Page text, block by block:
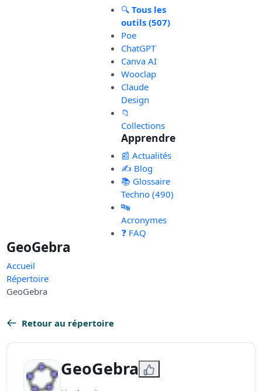
🔍 Tous les
outils (507)
Poe
ChatGPT
Canva AI
Wooclap
Claude
Design
📁
Collections
Apprendre
📰 Actualités
✍️ Blog
📚 Glossaire
Techno (490)
🔤
Acronymes
❓ FAQ
GeoGebra
Accueil
Répertoire
GeoGebra
Retour au répertoire
GeoGebra